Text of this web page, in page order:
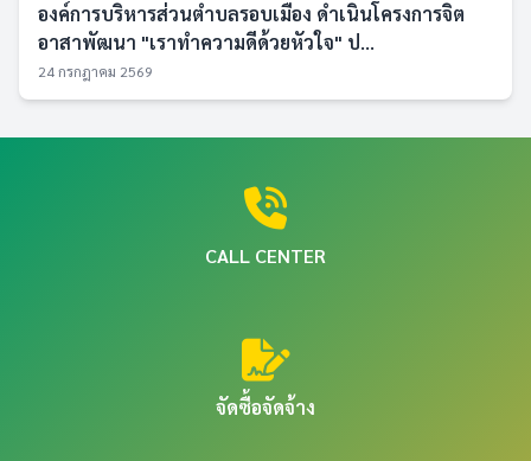
องค์การบริหารส่วนตำบลรอบเมือง ดำเนินโครงการจิต
อาสาพัฒนา "เราทำความดีด้วยหัวใจ" ป...
24 กรกฎาคม 2569
CALL CENTER
จัดซื้อจัดจ้าง